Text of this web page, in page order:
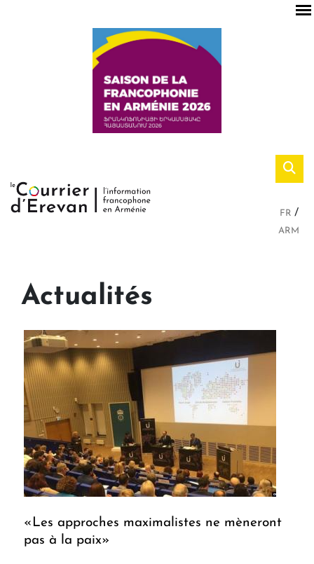
FR
ARM
Actualités
«Les approches maximalistes ne mèneront
pas à la paix»